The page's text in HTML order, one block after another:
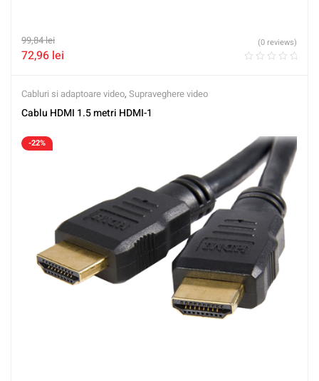
99,84lei
72,96 lei
(0 reviews)
Cabluri si adaptoare video, Supraveghere video
Cablu HDMI 1.5 metri HDMI-1
-22%